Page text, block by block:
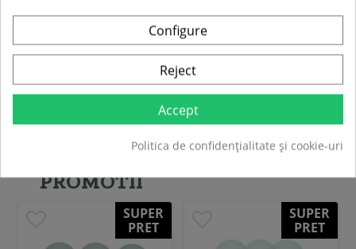
In stoc
Adauga in cos
Compara
Vezi toate produsele noi>>
PROMOTII
SUPER
PRET
SUPER
PRET
Configure
Reject
Accept
Politica de confidențialitate și cookie-uri